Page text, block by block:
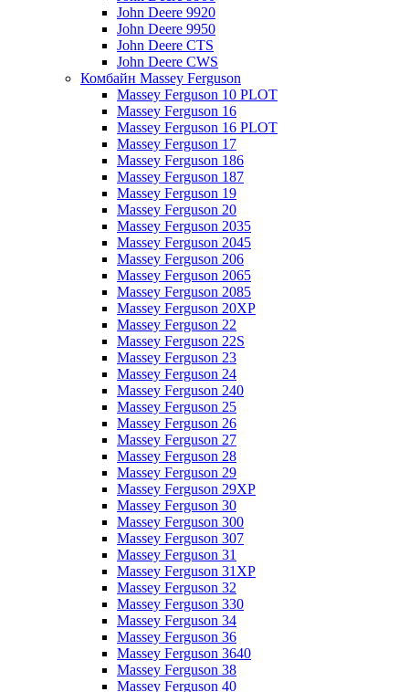
John Deere 9920
John Deere 9950
John Deere CTS
John Deere CWS
Комбайн Massey Ferguson
Massey Ferguson 10 PLOT
Massey Ferguson 16
Massey Ferguson 16 PLOT
Massey Ferguson 17
Massey Ferguson 186
Massey Ferguson 187
Massey Ferguson 19
Massey Ferguson 20
Massey Ferguson 2035
Massey Ferguson 2045
Massey Ferguson 206
Massey Ferguson 2065
Massey Ferguson 2085
Massey Ferguson 20XP
Massey Ferguson 22
Massey Ferguson 22S
Massey Ferguson 23
Massey Ferguson 24
Massey Ferguson 240
Massey Ferguson 25
Massey Ferguson 26
Massey Ferguson 27
Massey Ferguson 28
Massey Ferguson 29
Massey Ferguson 29XP
Massey Ferguson 30
Massey Ferguson 300
Massey Ferguson 307
Massey Ferguson 31
Massey Ferguson 31XP
Massey Ferguson 32
Massey Ferguson 330
Massey Ferguson 34
Massey Ferguson 36
Massey Ferguson 3640
Massey Ferguson 38
Massey Ferguson 40